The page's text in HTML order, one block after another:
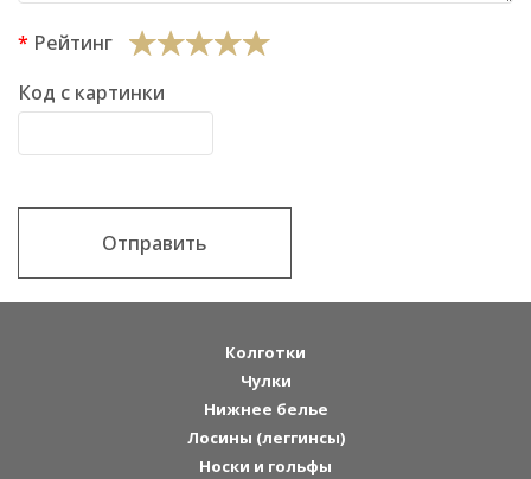
Рейтинг
Код с картинки
Отправить
Колготки
Чулки
Нижнее белье
Лосины (леггинсы)
Носки и гольфы